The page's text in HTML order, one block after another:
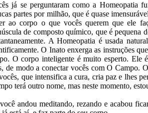
já se perguntaram como a Homeopatia
partes por milhão, que é quase
ao corpo o que vocês querem que ele
de composto químico, que é pequena
A Homeopatia é usada
O Inato enxerga as instruções
O corpo inteligente é muito esperto. Ele
de modo a conectar vocês com O Campo.
que intensifica a cura, cria paz e lhes
terá outro nome, mas neste momento,
andou meditando, rezando e acabou